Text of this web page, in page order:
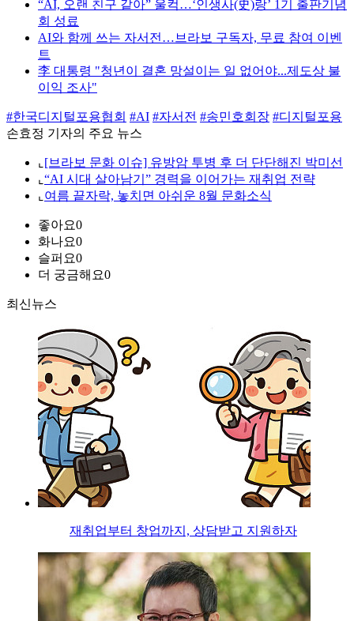
“AI, 오랜 친구 같아” 울컥…‘인생사(史)랑’ 1기 출판기념
회 성료
AI와 함께 쓰는 자서전…브라보 구독자, 무료 참여 이벤
트
李 대통령 "청년이 결혼 망설이는 일 없어야...제도상 불
이익 조사"
#한국디지털포용협회 #AI #자서전 #송민호회장 #디지털포용
손효정 기자의 주요 뉴스
⌞ [브라보 문화 이슈] 유방암 투병 후 더 단단해진 박미선
⌞ “AI 시대 살아남기” 경력을 이어가는 재취업 전략
⌞ 여름 끝자락, 놓치면 아쉬운 8월 문화소식
좋아요0
화나요0
슬퍼요0
더 궁금해요0
최신뉴스
재취업부터 창업까지, 상담받고 지원하자